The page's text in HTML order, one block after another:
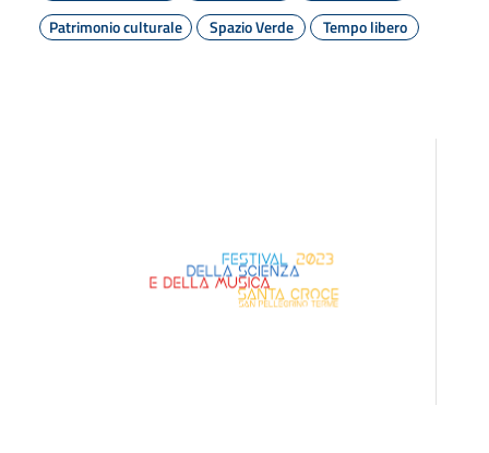
Patrimonio culturale
Spazio Verde Tempo libero